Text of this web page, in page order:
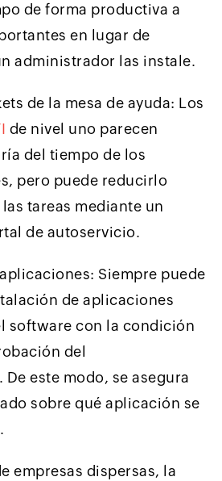
de forma productiva a
en lugar de
administrador las instale.
de la mesa de ayuda: Los
de nivel uno parecen
del tiempo de los
pero puede reducirlo
tareas mediante un
de autoservicio.
Siempre puede
de aplicaciones
software con la condición
del
este modo, se asegura
sobre qué aplicación se
empresas dispersas, la